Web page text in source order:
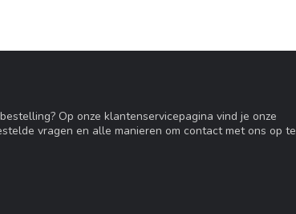
Op onze klantenservicepagina vind je onze
vragen en alle manieren om contact met ons op te